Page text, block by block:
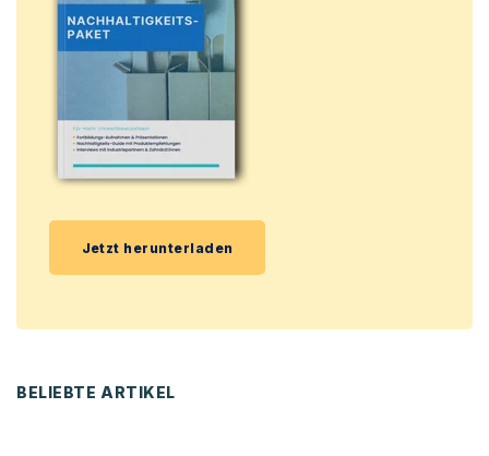
Jetzt herunterladen
BELIEBTE ARTIKEL